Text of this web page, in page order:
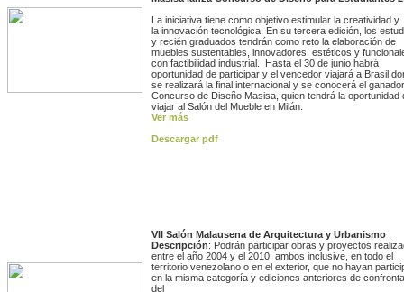
La iniciativa tiene como objetivo estimular la creatividad y
la innovación tecnológica. En su tercera edición, los
y recién graduados tendrán como reto la elaboración de
muebles sustentables, innovadores, estéticos y
con factibilidad industrial. Hasta el 30 de junio habrá
oportunidad de participar y el vencedor viajará a Brasil
se realizará la final internacional y se conocerá el
Concurso de Diseño Masisa, quien tendrá la oportunidad
viajar al Salón del Mueble en Milán.
Ver más
Descargar pdf
VII Salón Malausena de Arquitectura y Urbanismo
Descripción: Podrán participar obras y proyectos
entre el año 2004 y el 2010, ambos inclusive, en todo el
territorio venezolano o en el exterior, que no hayan
en la misma categoría y ediciones anteriores de
del